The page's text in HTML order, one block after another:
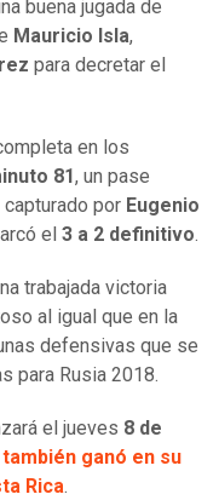
buena jugada de
Mauricio Isla,
para decretar el
en los
81, un pase
por Eugenio
el 3 a 2 definitivo.
trabajada victoria
al igual que en la
defensivas que se
para Rusia 2018.
el jueves 8 de
también ganó en su
Rica.